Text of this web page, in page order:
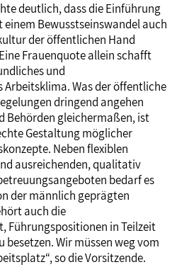
deutlich, dass die Einführung
Bewusstseinswandel auch
der öffentlichen Hand
Frauenquote allein schafft
und
Was der öffentliche
dringend angehen
Behörden gleichermaßen, ist
Gestaltung möglicher
Neben flexiblen
ausreichenden, qualitativ
bedarf es
der männlich geprägten
auch die
Führungspositionen in Teilzeit
besetzen. Wir müssen weg vom
so die Vorsitzende.